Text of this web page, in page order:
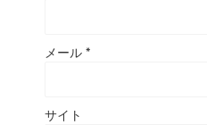
メール *
サイト